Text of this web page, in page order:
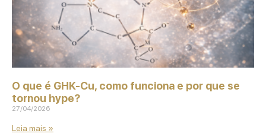
O que é GHK‑Cu, como funciona e por que se
tornou hype?
27/04/2026
Leia mais »